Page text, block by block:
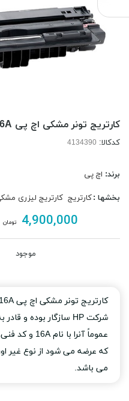
کارتریج تونر مشکی اچ پی HP 16A
کدکالا:
برند: اچ پی
بخشها :کارتریج کارتریج لیزری
4,900,000 تومان
موجود
می باشد.